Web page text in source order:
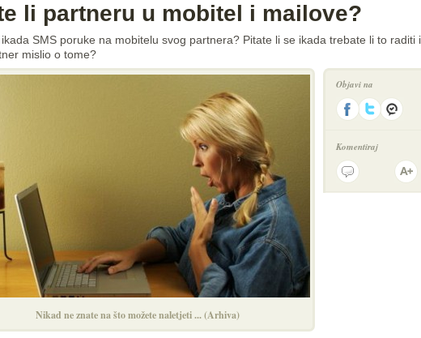
li partneru u mobitel i mailove?
SMS poruke na mobitelu svog partnera? Pitate li se ikada trebate li to raditi
mislio o tome?
Nikad ne znate na što možete naletjeti ... (Arhiva)
Objavi na
Komentiraj